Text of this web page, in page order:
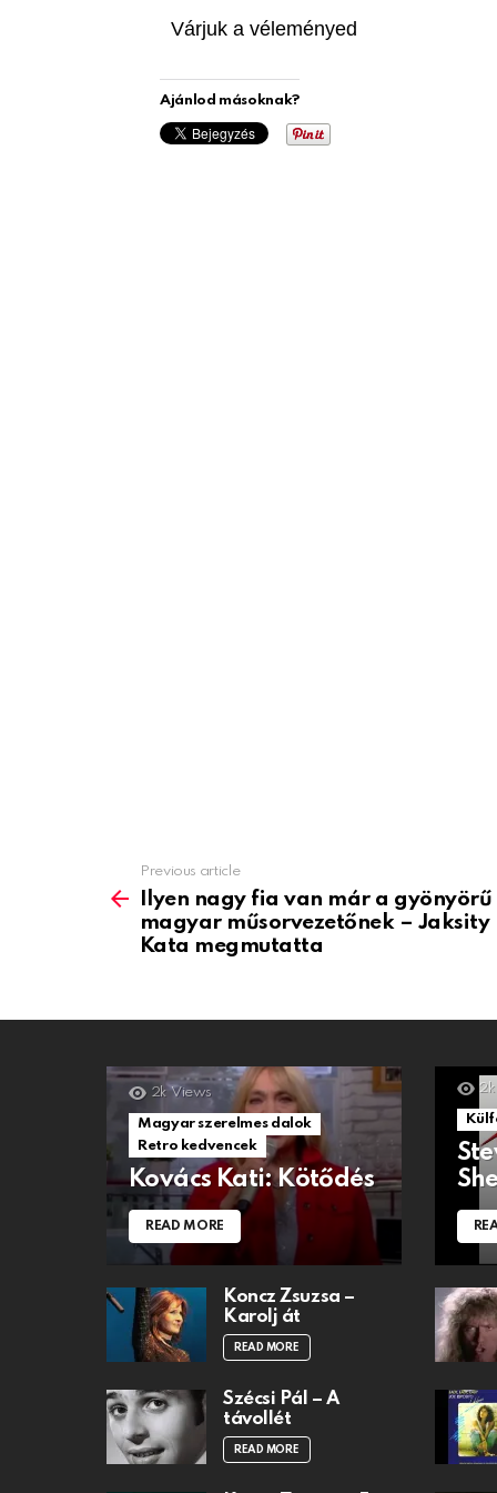
Várjuk a véleményed
Ajánlod másoknak?
more
Previous article
Ilyen nagy fia van már a gyönyörű
magyar műsorvezetőnek – Jaksity
Kata megmutatta
2k Views
Magyar szerelmes dalok
Retro kedvencek
Kovács Kati: Kötődés
READ MORE
Koncz Zsuzsa –
Karolj át
READ MORE
Szécsi Pál – A
távollét
READ MORE
2k